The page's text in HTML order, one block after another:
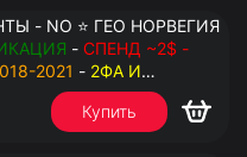
- NO ⭐ ГЕО НОРВЕГИЯ
- СПЕНД ~2$ -
2021 - 2ФА И
ФАРМ - РЕЗЕРВНАЯ
В OCTO
Купить